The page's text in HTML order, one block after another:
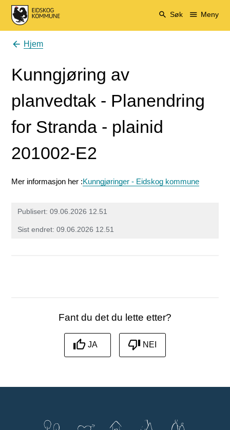
Eidskog kommune Søk Meny
Du er her:
Hjem
Kunngjøring av
planvedtak - Planendring
for Stranda - plainid
201002-E2
Mer informasjon her :Kunngjøringer - Eidskog kommune
Publisert 09.06.2026 12.51
Sist endret 09.06.2026 12.51
Fant du det du lette etter?
JA NEI